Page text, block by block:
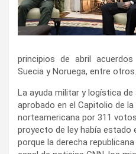
principios de abril
Suecia y Noruega, entre otros.
La ayuda militar y logística
aprobado en el Capitolio de
norteamericana por 311
proyecto de ley había estado
porque la derecha